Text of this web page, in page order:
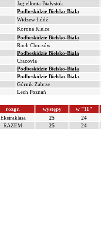
Jagiellonia Białystok
Podbeskidzie Bielsko-Biała
Widzew Łódź
Korona Kielce
Podbeskidzie Bielsko-Biała
Ruch Chorzów
Podbeskidzie Bielsko-Biała
Cracovia
Podbeskidzie Bielsko-Biała
Podbeskidzie Bielsko-Biała
Górnik Zabrze
Lech Poznań
rozgr. występy
w "11"
Ekstraklasa 25
24
RAZEM 25 24